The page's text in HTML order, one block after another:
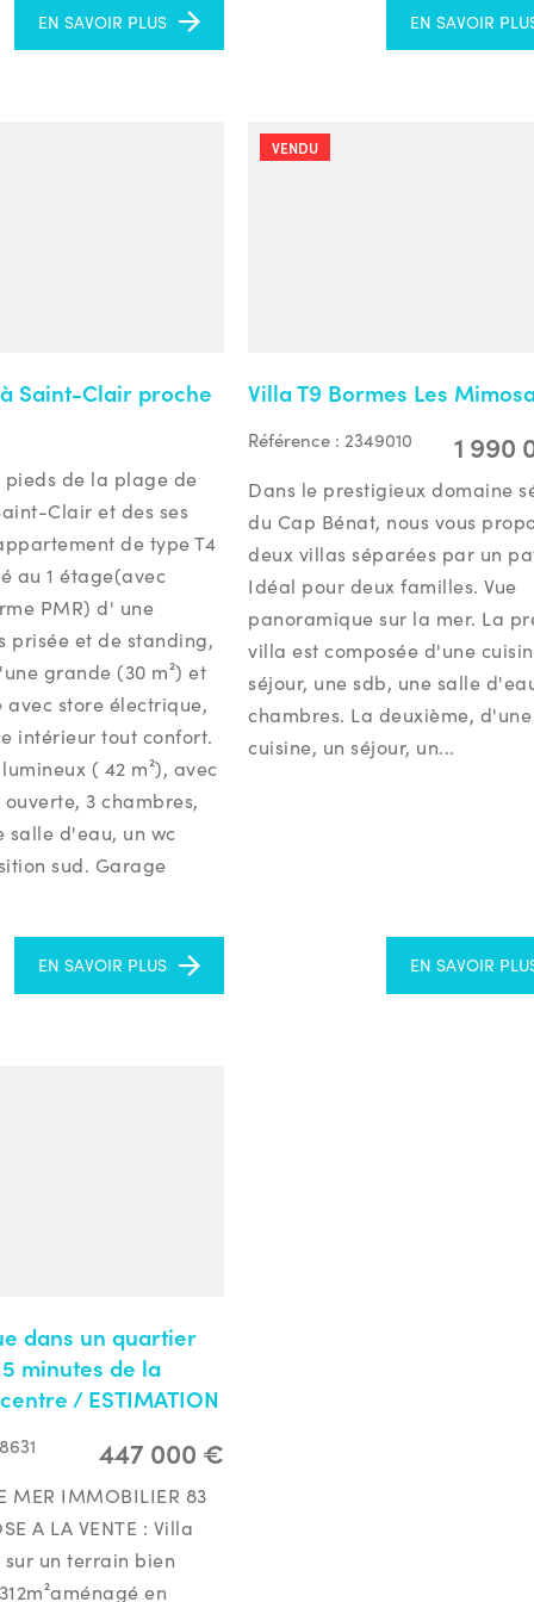
EN SAVOIR PLUS EN SAVOIR
Saint-Clair proche
pieds de la plage de
Clair et des ses
de type T4
au 1 étage(avec
PMR) d' une
prisée et de standing,
grande (30 m²) et
avec store électrique,
intérieur tout confort.
( 42 m²), avec
3 chambres,
salle d'eau, un wc
sud. Garage
EN SAVOIR PLUS
VENDU
Villa T9 Bormes Les
Référence :2349010 1 990
Dans le prestigieux domaine
du Cap Bénat, nous vous
deux villas séparées par un
Idéal pour deux familles. Vue
panoramique sur la mer. La
villa est composée d'une
séjour, une sdb, une salle
chambres. La deuxième, d'une
cuisine, un séjour, un...
EN SAVOIR
dans un quartier
minutes de la
/ ESTIMATION
447 000 €
MER IMMOBILIER 83
A LA VENTE : Villa
un terrain bien
en